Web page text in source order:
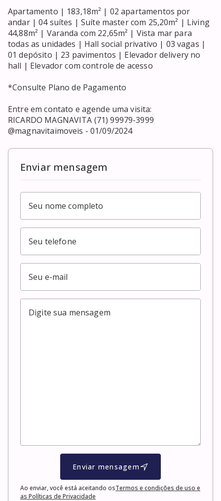
Apartamento | 183,18m² | 02 apartamentos por
andar | 04 suítes | Suíte master com 25,20m² | Living
44,88m² | Varanda com 22,65m² | Vista mar para
todas as unidades | Hall social privativo | 03 vagas |
01 depósito | 23 pavimentos | Elevador delivery no
hall | Elevador com controle de acesso
*Consulte Plano de Pagamento
Entre em contato e agende uma visita:
RICARDO MAGNAVITA (71) 99979-3999
@magnavitaimoveis - 01/09/2024
Enviar mensagem
Enviar mensagem
Ao enviar, você está aceitando osTermos e condições de uso e
as Políticas de Privacidade